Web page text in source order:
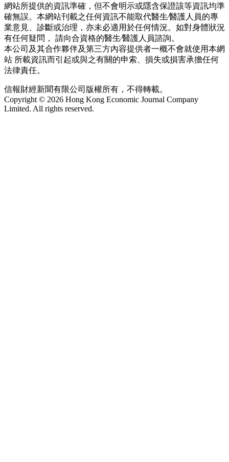
網站所提供的資訊準確，但不會明示或隱含保證該等資訊均準
確無誤。本網站刊載之任何資訊不能取代醫生∕醫護人員的專
業意見、診斷或治理，亦未必適用於任何情況。如對身體狀況
有任何疑問， 請向合資格的醫生∕醫護人員諮詢。
本公司及其合作夥伴及第三方內容提供者一概不會就使用本網
站 所載資訊而引起或與之有關的申索、損失或損害承擔任何
法律責任。
信報財經新聞有限公司版權所有，不得轉載。
Copyright © 2026 Hong Kong Economic Journal Company
Limited. All rights reserved.